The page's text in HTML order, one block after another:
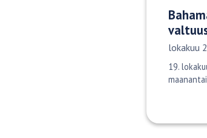
lokakuu
19.